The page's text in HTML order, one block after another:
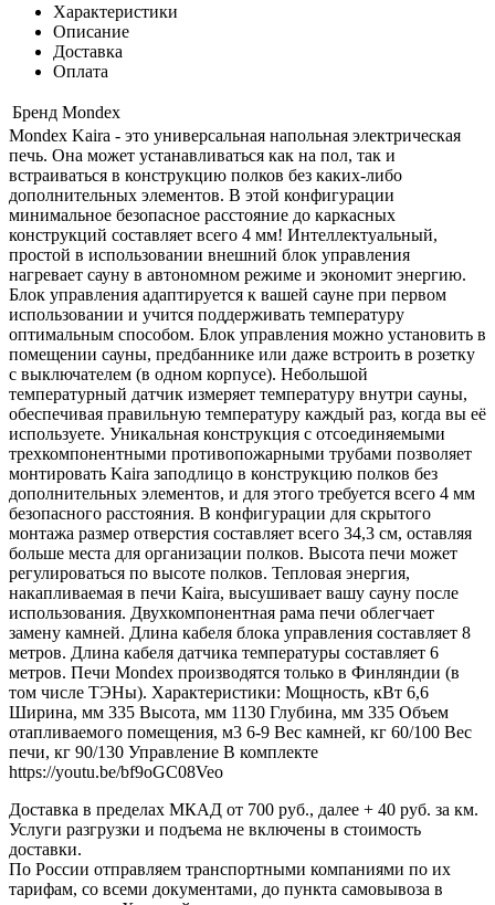
Характеристики
Описание
Доставка
Оплата
Бренд Mondex
Mondex Kaira - это универсальная напольная электрическая
печь. Она может устанавливаться как на пол, так и
встраиваться в конструкцию полков без каких-либо
дополнительных элементов. В этой конфигурации
минимальное безопасное расстояние до каркасных
конструкций составляет всего 4 мм! Интеллектуальный,
простой в использовании внешний блок управления
нагревает сауну в автономном режиме и экономит энергию.
Блок управления адаптируется к вашей сауне при первом
использовании и учится поддерживать температуру
оптимальным способом. Блок управления можно установить в
помещении сауны, предбаннике или даже встроить в розетку
с выключателем (в одном корпусе). Небольшой
температурный датчик измеряет температуру внутри сауны,
обеспечивая правильную температуру каждый раз, когда вы её
используете. Уникальная конструкция с отсоединяемыми
трехкомпонентными противопожарными трубами позволяет
монтировать Kaira заподлицо в конструкцию полков без
дополнительных элементов, и для этого требуется всего 4 мм
безопасного расстояния. В конфигурации для скрытого
монтажа размер отверстия составляет всего 34,3 см, оставляя
больше места для организации полков. Высота печи может
регулироваться по высоте полков. Тепловая энергия,
накапливаемая в печи Kaira, высушивает вашу сауну после
использования. Двухкомпонентная рама печи облегчает
замену камней. Длина кабеля блока управления составляет 8
метров. Длина кабеля датчика температуры составляет 6
метров. Печи Mondex производятся только в Финляндии (в
том числе ТЭНы). Характеристики: Мощность, кВт 6,6
Ширина, мм 335 Высота, мм 1130 Глубина, мм 335 Объем
отапливаемого помещения, м3 6-9 Вес камней, кг 60/100 Вес
печи, кг 90/130 Управление В комплекте
https://youtu.be/bf9oGC08Veo
Доставка в пределах МКАД от 700 руб., далее + 40 руб. за км.
Услуги разгрузки и подъема не включены в стоимость
доставки.
По России отправляем транспортными компаниями по их
тарифам, со всеми документами, до пункта самовывоза в